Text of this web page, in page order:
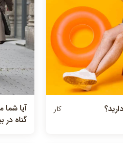
کار
آيا
گناه در